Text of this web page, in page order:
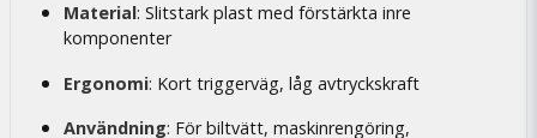
Material: Slitstark plast med förstärkta inre
komponenter
Ergonomi: Kort triggerväg, låg avtryckskraft
Användning: För biltvätt, maskinrengöring,